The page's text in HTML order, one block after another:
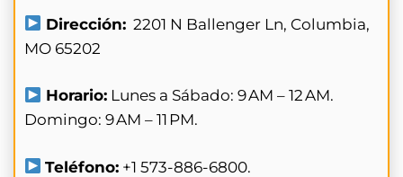
Dirección: 2201 N Ballenger Ln, Columbia,
MO 65202
Horario: Lunes a Sábado: 9 AM – 12 AM.
Domingo: 9 AM – 11 PM.
Teléfono: +1 573-886-6800.